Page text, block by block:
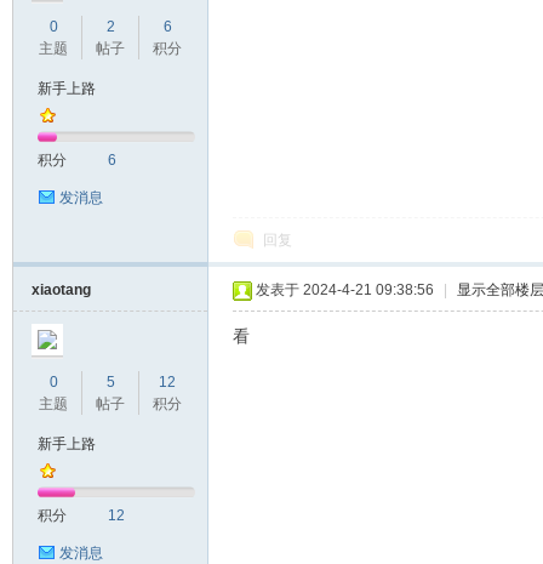
0
主题
2
帖子
6
积分
新手上路
积分 6
发消息
回复
xiaotang
0
主题
5
帖子
12
积分
新手上路
积分 12
发消息
发表于 2024-4-21 09:38:56 显示全部楼层
看